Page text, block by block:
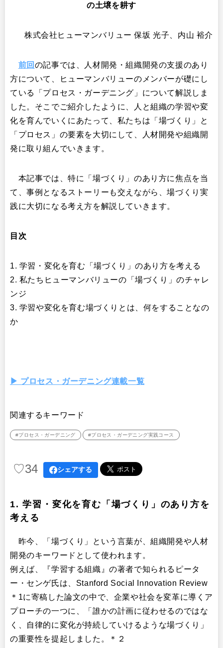
の土壌を耕す
株式会社ヒューマンバリュー 保坂 光子、内山 裕介
前回 の記事では、人材開発・組織開発の支援のあり
方について、ヒューマンバリューのメンバーが礎にし
ている「プロセス・ガーデニング」について解説しま
した。そこでご紹介したように、人と組織の学習や変
化を育んでいくにあたって、私たちは「場づくり」と
「プロセス」の要素を大切にして、人材開発や組織開
発に取り組んでいきます。
本記事では、特に「場づくり」のあり方に焦点を当
て、事例となるストーリーも交えながら、場づくり実
践に大切になる考え方を解説していきます。
目次
1. 学習・変化を育む「場づくり」のあり方を考える
2. 私たちヒューマンバリューの「場づくり」のチャレ
ンジ
3. 学習や変化を育む場づくりとは、何をすることなの
か
▶︎ プロセス・ガーデニング連載一覧
関連するキーワード
#プロセス・ガーデニング #プロセス・ガーデニング実践コース
♡34 シェアする
1. 学習・変化を育む「場づくり」のあり方を
考える
昨今、「場づくり」という言葉が、組織開発や人材
開発のキーワードとして使われます。
例えば、『学習する組織』の著者で知られるピータ
ー・センゲ氏は、Stanford Social Innovation Review
＊1に寄稿した論文の中で、企業や社会を変革に導くア
プローチの一つに、「誰かの計画に従わせるのではな
く、自律的に変化が持続していけるような場づくり」
の重要性を提起しました。＊２